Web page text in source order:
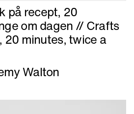
på recept, 20
om dagen // Crafts
20 minutes, twice a
Walton